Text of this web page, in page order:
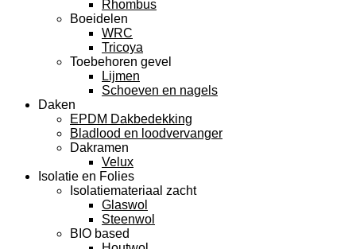
Rhombus
Boeidelen
WRC
Tricoya
Toebehoren gevel
Lijmen
Schoeven en nagels
Daken
EPDM Dakbedekking
Bladlood en loodvervanger
Dakramen
Velux
Isolatie en Folies
Isolatiemateriaal zacht
Glaswol
Steenwol
BIO based